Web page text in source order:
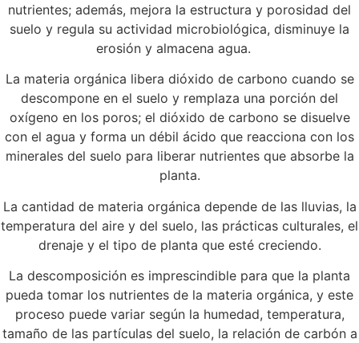
nutrientes; además, mejora la estructura y porosidad del
suelo y regula su actividad microbiológica, disminuye la
erosión y almacena agua.
La materia orgánica libera dióxido de carbono cuando se
descompone en el suelo y remplaza una porción del
oxígeno en los poros; el dióxido de carbono se disuelve
con el agua y forma un débil ácido que reacciona con los
minerales del suelo para liberar nutrientes que absorbe la
planta.
La cantidad de materia orgánica depende de las lluvias, la
temperatura del aire y del suelo, las prácticas culturales, el
drenaje y el tipo de planta que esté creciendo.
La descomposición es imprescindible para que la planta
pueda tomar los nutrientes de la materia orgánica, y este
proceso puede variar según la humedad, temperatura,
tamaño de las partículas del suelo, la relación de carbón a